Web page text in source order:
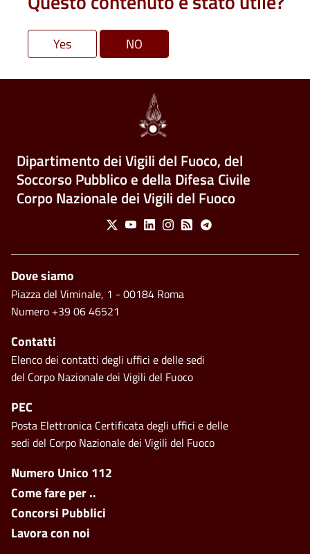
Dipartimento dei Vigili del Fuoco, del
Soccorso Pubblico e della Difesa Civile
Corpo Nazionale dei Vigili del Fuoco
Social Menu
X YoutubeLinkedinInstagram
Feed Telegram
Footer side menu
Numero Unico 112
Come fare per ..
Concorsi Pubblici
Lavora con noi
Piè di pagina
Dove siamo
Piazza del Viminale, 1 - 00184 Roma
Numero +39 06 46521
Contatti
Elenco dei contatti degli uffici e delle sedi
del Corpo Nazionale dei Vigili del Fuoco
PEC
Posta Elettronica Certificata degli uffici e delle
sedi del Corpo Nazionale dei Vigili del Fuoco